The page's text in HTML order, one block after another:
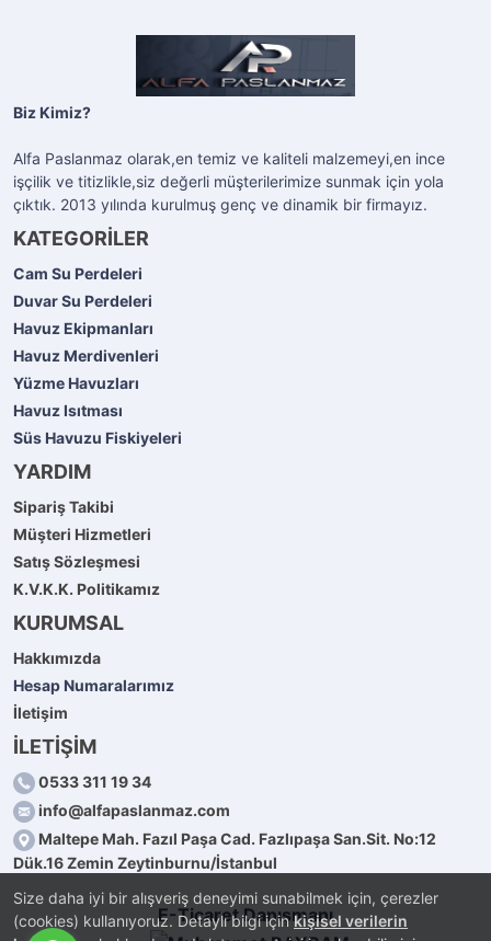
Size daha iyi bir alışveriş deneyimi sunabilmek için, çerezler
(cookies) kullanıyoruz. Detaylı bilgi içinkişisel verilerin
Biz Kimiz?
Alfa Paslanmaz olarak,en temiz ve kaliteli malzemeyi,en ince
işçilik ve titizlikle,siz değerli müşterilerimize sunmak için yola
çıktık. 2013 yılında kurulmuş genç ve dinamik bir firmayız.
KATEGORİLER
Cam Su Perdeleri
Duvar Su Perdeleri
Havuz Ekipmanları
Havuz Merdivenleri
Yüzme Havuzları
Havuz Isıtması
Süs Havuzu Fiskiyeleri
YARDIM
Sipariş Takibi
Müşteri Hizmetleri
Satış Sözleşmesi
K.V.K.K. Politikamız
KURUMSAL
Hakkımızda
Hesap Numaralarımız
İletişim
İLETİŞİM
0533 311 19 34
info@alfapaslanmaz.com
Maltepe Mah. Fazıl Paşa Cad. Fazlıpaşa San.Sit. No:12
Dük.16 Zemin Zeytinburnu/İstanbul
E-Ticaret Danışmanı